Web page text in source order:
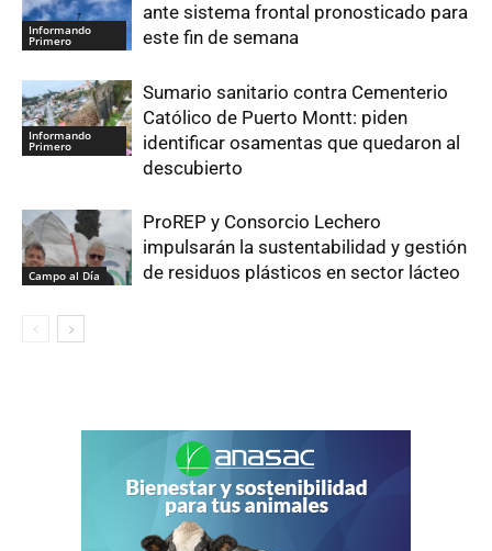
Informando
Primero
ante sistema frontal pronosticado para
este fin de semana
Informando
Primero
Sumario sanitario contra Cementerio
Católico de Puerto Montt: piden
identificar osamentas que quedaron al
descubierto
Campo al Día
ProREP y Consorcio Lechero
impulsarán la sustentabilidad y gestión
de residuos plásticos en sector lácteo